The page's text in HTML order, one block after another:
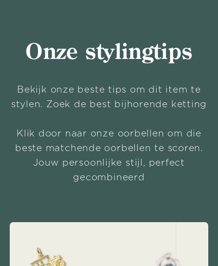
Onze stylingtips
Bekijk onze beste tips om dit item te
stylen. Zoek de best bijhorende ketting
Klik door naar onze oorbellen om die
beste matchende oorbellen te scoren.
Jouw persoonlijke stijl, perfect
gecombineerd